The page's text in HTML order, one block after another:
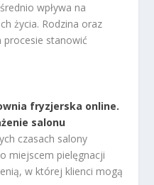
wpływa na
życia. Rodzina oraz
procesie stanowić
fryzjerska online.
salonu
czasach salony
miejscem pielęgnacji
w której klienci mogą